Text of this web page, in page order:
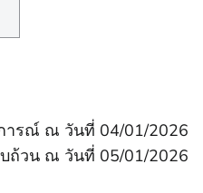
ารณ์ ณ วันที่ 04/01/2026
ถ้วน ณ วันที่ 05/01/2026